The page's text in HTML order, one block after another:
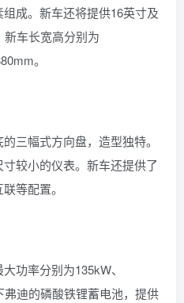
成。新车还将提供16英寸及
车长宽高分别为
。
三幅式方向盘，造型独特。
较小的仪表。新车还提供了
等配置。
功率分别为135kW、
迪的磷酸铁锂蓄电池，提供